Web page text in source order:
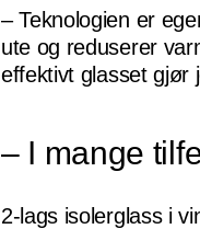
– Teknologien er
ute og reduserer
effektivt glasset gjør
– I mange
2-lags isolerglass i